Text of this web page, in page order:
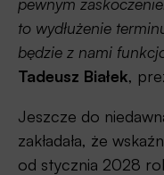
pewnym
to wydłużenie
będzie z nami
Tadeusz Białek,
Jeszcze do
zakładała, że
od stycznia 2028